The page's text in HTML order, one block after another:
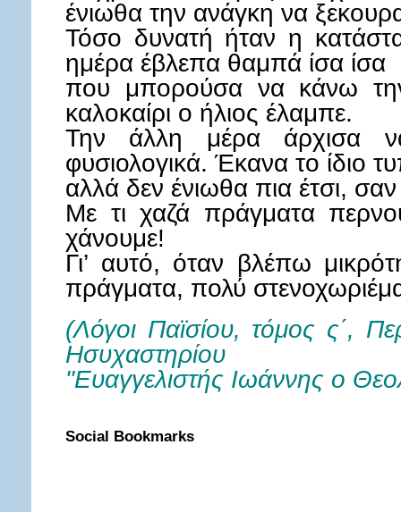
ένιωθα την ανάγκη να
Τόσο δυνατή ήταν η
ημέρα έβλεπα θαμπά ίσα ίσα
που μπορούσα να κάνω
καλοκαίρι ο ήλιος έλαμπε.
Την άλλη μέρα άρχισα
φυσιολογικά. Έκανα το ίδιο
αλλά δεν ένιωθα πια έτσι,
Με τι χαζά πράγματα
χάνουμε!
Γι’ αυτό, όταν βλέπω
πράγματα, πολύ
(Λόγοι Παϊσίου, τόμος ς΄,
Ησυχαστηρίου
"Ευαγγελιστής Ιωάννης ο
Social Bookmarks